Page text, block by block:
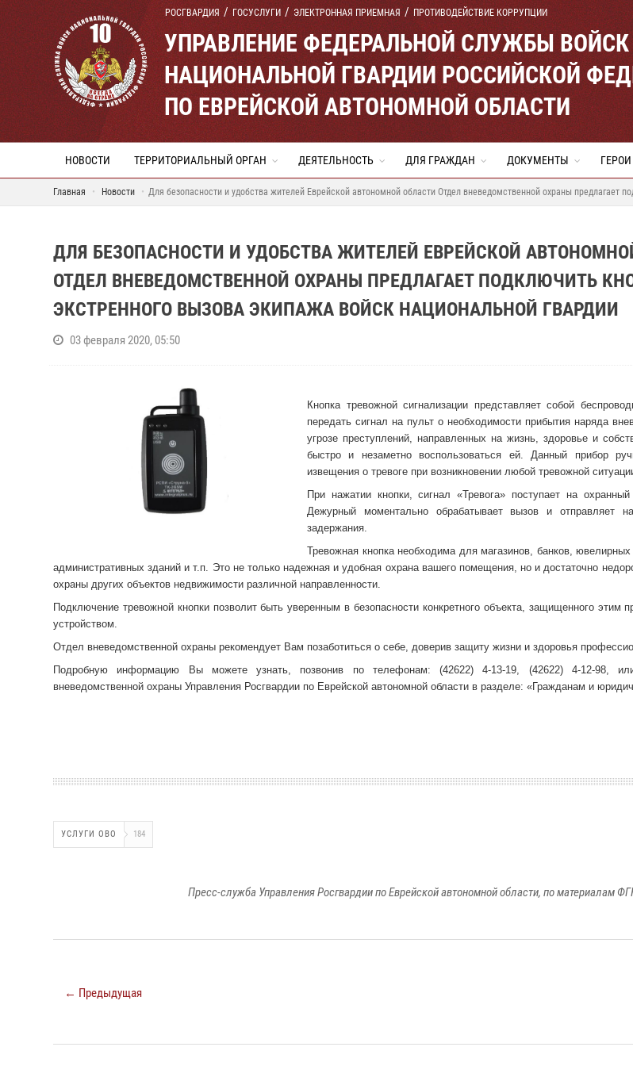
РОСГВАРДИЯ ГОСУСЛУГИ ЭЛЕКТРОННАЯ ПРИЕМНАЯ ПРОТИВОДЕЙСТВИЕ КОРРУПЦИИ
УПРАВЛЕНИЕ ФЕДЕРАЛЬНОЙ СЛУЖБЫ ВОЙСК
НАЦИОНАЛЬНОЙ ГВАРДИИ РОССИЙСКОЙ
ПО ЕВРЕЙСКОЙ АВТОНОМНОЙ ОБЛАСТИ
НОВОСТИ ТЕРРИТОРИАЛЬНЫЙ ОРГАН ДЕЯТЕЛЬНОСТЬ ДЛЯ ГРАЖДАН ДОКУМЕНТЫ ГЕРОИ
Главная Новости Для безопасности и удобства жителей Еврейской автономной области Отдел вневедомственной охраны предлагает
ДЛЯ БЕЗОПАСНОСТИ И УДОБСТВА ЖИТЕЛЕЙ ЕВРЕЙСКОЙ
ОТДЕЛ ВНЕВЕДОМСТВЕННОЙ ОХРАНЫ ПРЕДЛАГАЕТ ПОДКЛЮЧИТЬ
ЭКСТРЕННОГО ВЫЗОВА ЭКИПАЖА ВОЙСК НАЦИОНАЛЬНОЙ ГВАРДИИ
03 февраля 2020, 05:50
Кнопка тревожной сигнализации представляет собой
передать сигнал на пульт о необходимости прибытия наряда
угрозе преступлений, направленных на жизнь, здоровье и
быстро и незаметно воспользоваться ей. Данный прибор
извещения о тревоге при возникновении любой тревожной
При нажатии кнопки, сигнал «Тревога» поступает на
Дежурный моментально обрабатывает вызов и отправляет
задержания.
Тревожная кнопка необходима для магазинов, банков,
административных зданий и т.п. Это не только надежная и удобная охрана вашего помещения, но и достаточно
охраны других объектов недвижимости различной направленности.
Подключение тревожной кнопки позволит быть уверенным в безопасности конкретного объекта, защищенного этим
устройством.
Отдел вневедомственной охраны рекомендует Вам позаботиться о себе, доверив защиту жизни и здоровья
Подробную информацию Вы можете узнать, позвонив по телефонам: (42622) 4-13-19, (42622) 4-12-98,
вневедомственной охраны Управления Росгвардии по Еврейской автономной области в разделе: «Гражданам и
УСЛУГИ ОВО 184
Пресс-служба Управления Росгвардии по Еврейской автономной области, по материалам
← Предыдущая